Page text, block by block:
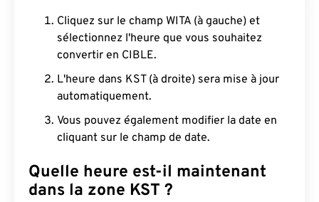
Cliquez sur le champ WITA (à gauche) et
sélectionnez l'heure que vous souhaitez
convertir en CIBLE.
L'heure dans KST (à droite) sera mise à jour
automatiquement.
Vous pouvez également modifier la date en
cliquant sur le champ de date.
Quelle heure est-il maintenant
dans la zone KST ?